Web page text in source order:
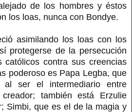
de los hombres y éstos
los loas, nunca con Bondye.
asimilando los loas con los
protegerse de la persecución
católicos contra sus creencias
poderoso es Papa Legba, que
al ser el intermediario entre
también está Erzulie
Simbi, que es el de la magia y